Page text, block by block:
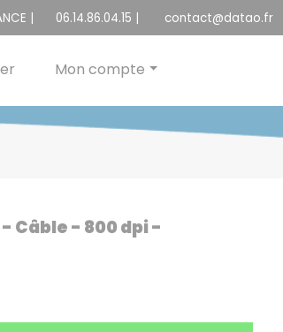
| 06.14.86.04.15 | contact@datao.fr
Mon compte
Câble - 800 dpi -